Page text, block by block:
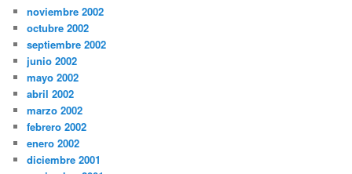
noviembre 2002
octubre 2002
septiembre 2002
junio 2002
mayo 2002
abril 2002
marzo 2002
febrero 2002
enero 2002
diciembre 2001